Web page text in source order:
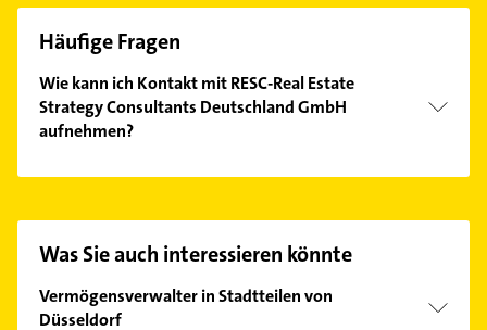
Häufige Fragen
Wie kann ich Kontakt mit RESC-Real Estate
Strategy Consultants Deutschland GmbH
aufnehmen?
unserem Kontaktdaten-Bereich auswählen. Hier
finden Sie alle
Kontaktdaten .
Was Sie auch interessieren könnte
Vermögensverwalter in Stadtteilen von
Düsseldorf